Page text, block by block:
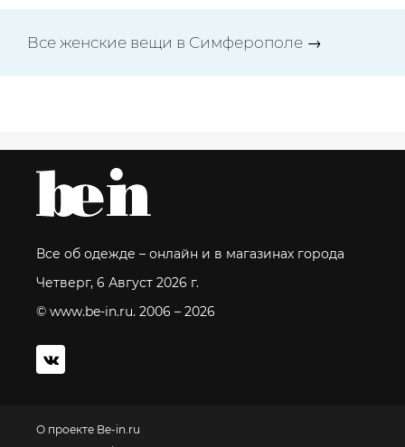
Все женские вещи в Симферополе →
Все об одежде – онлайн и в магазинах города
Четверг, 6 Август 2026 г.
© www.be-in.ru. 2006 – 2026
О проекте Be-in.ru